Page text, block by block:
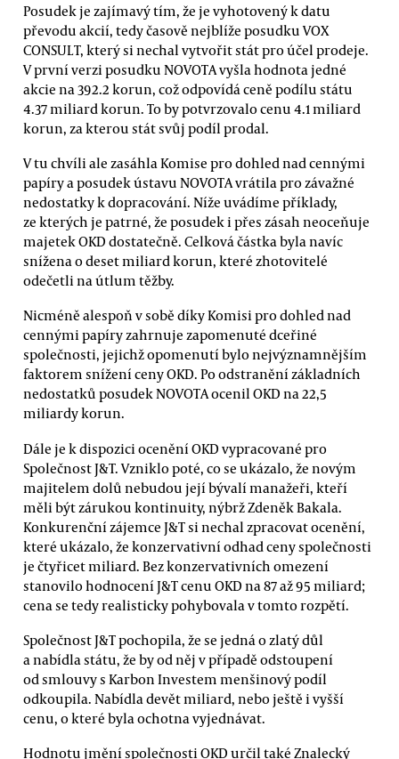
Posudek je zajímavý tím, že je vyhotovený k datu
převodu akcií, tedy časově nejblíže posudku VOX
CONSULT, který si nechal vytvořit stát pro účel prodeje.
V první verzi posudku NOVOTA vyšla hodnota jedné
akcie na 392.2 korun, což odpovídá ceně podílu státu
4.37 miliard korun. To by potvrzovalo cenu 4.1 miliard
korun, za kterou stát svůj podíl prodal.
V tu chvíli ale zasáhla Komise pro dohled nad cennými
papíry a posudek ústavu NOVOTA vrátila pro závažné
nedostatky k dopracování. Níže uvádíme příklady,
ze kterých je patrné, že posudek i přes zásah neoceňuje
majetek OKD dostatečně. Celková částka byla navíc
snížena o deset miliard korun, které zhotovitelé
odečetli na útlum těžby.
Nicméně alespoň v sobě díky Komisi pro dohled nad
cennými papíry zahrnuje zapomenuté dceřiné
společnosti, jejichž opomenutí bylo nejvýznamnějším
faktorem snížení ceny OKD. Po odstranění základních
nedostatků posudek NOVOTA ocenil OKD na 22,5
miliardy korun.
Dále je k dispozici ocenění OKD vypracované pro
Společnost J&T. Vzniklo poté, co se ukázalo, že novým
majitelem dolů nebudou její bývalí manažeři, kteří
měli být zárukou kontinuity, nýbrž Zdeněk Bakala.
Konkurenční zájemce J&T si nechal zpracovat ocenění,
které ukázalo, že konzervativní odhad ceny společnosti
je čtyřicet miliard. Bez konzervativních omezení
stanovilo hodnocení J&T cenu OKD na 87 až 95 miliard;
cena se tedy realisticky pohybovala v tomto rozpětí.
Společnost J&T pochopila, že se jedná o zlatý důl
a nabídla státu, že by od něj v případě odstoupení
od smlouvy s Karbon Investem menšinový podíl
odkoupila. Nabídla devět miliard, nebo ještě i vyšší
cenu, o které byla ochotna vyjednávat.
Hodnotu jmění společnosti OKD určil také Znalecký